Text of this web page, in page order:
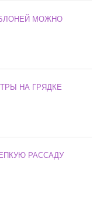
МОЖНО
НА ГРЯДКЕ
РАССАДУ